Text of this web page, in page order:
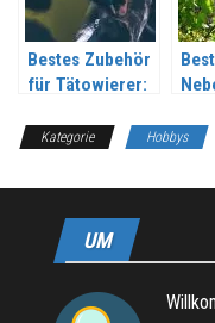
Bestes Zubehör
für Tätowierer:
wählen?
2026
Kategorie Hobbys
UM